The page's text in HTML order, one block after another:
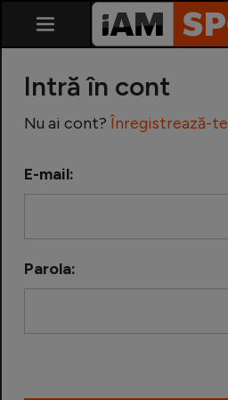
Echipa Națională
Intră în cont
Nu ai cont? Înregistrează-te
E-mail:
Parola: